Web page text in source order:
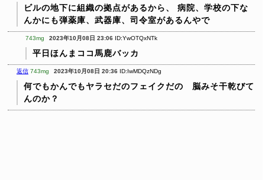
ビルの地下に組織の拠点があるから、
病院、学校の下な
んかにも弾薬庫、武器庫、司令室があるんやで
743mg 2023年10月08日 23:06 ID:YwOTQxNTk
平日ほんまココ馬鹿バッカ
返信 743mg 2023年10月08日 20:36 ID:IwMDQzNDg
何でもかんでもヤラセだのフェイクだの 脳みそ干乾びて
んのか？